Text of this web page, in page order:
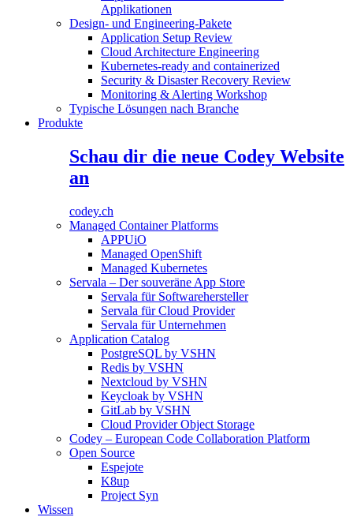
Applikationen
Design- und Engineering-Pakete
Application Setup Review
Cloud Architecture Engineering
Kubernetes-ready and containerized
Security & Disaster Recovery Review
Monitoring & Alerting Workshop
Typische Lösungen nach Branche
Produkte
Schau dir die neue Codey Website
an
codey.ch
Managed Container Platforms
APPUiO
Managed OpenShift
Managed Kubernetes
Servala – Der souveräne App Store
Servala für Softwarehersteller
Servala für Cloud Provider
Servala für Unternehmen
Application Catalog
PostgreSQL by VSHN
Redis by VSHN
Nextcloud by VSHN
Keycloak by VSHN
GitLab by VSHN
Cloud Provider Object Storage
Codey – European Code Collaboration Platform
Open Source
Espejote
K8up
Project Syn
Wissen